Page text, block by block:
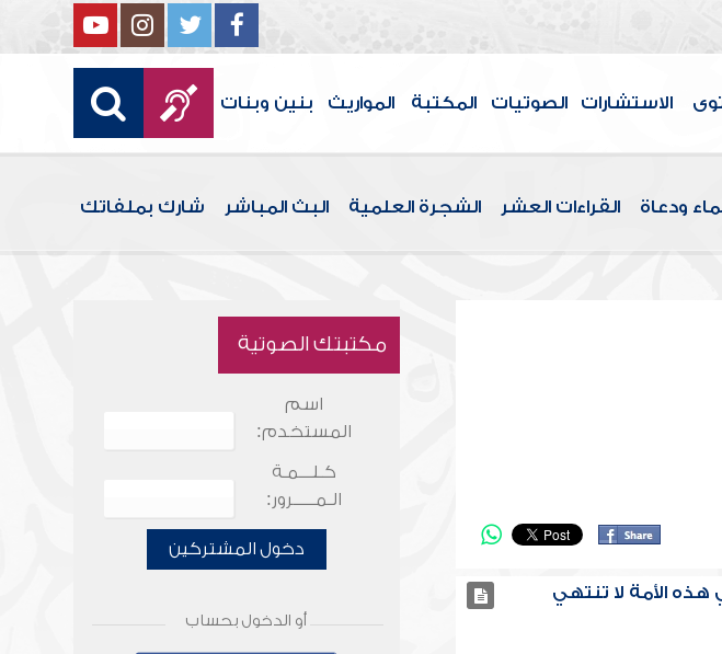
الاستشارات الصوتيات المكتبة المواريث بنين وبنات
ودعاة القراءات العشر الشجرة العلمية البث المباشر شارك بملفاتك
هذه الأمة لا تنتهي
مكتبتك الصوتية
اسم
المستخدم:
كـلـــمـة
الـمـــــرور:
دخول المشتركين
أو الدخول بحساب